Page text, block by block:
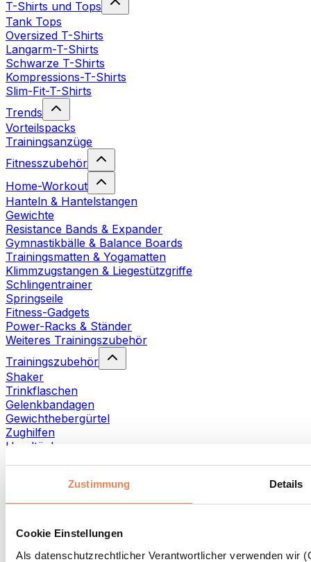
Zustimmung Details
Cookie Einstellungen
Als datenschutzrechtlicher Verantwortlicher verwenden wir
T-Shirts und Tops
Tank Tops
Oversized T-Shirts
Langarm-T-Shirts
Schwarze T-Shirts
Kompressions-T-Shirts
Slim-Fit-T-Shirts
Trends
Vorteilspacks
Trainingsanzüge
Fitnesszubehör
Home-Workout
Hanteln & Hantelstangen
Gewichte
Resistance Bands & Expander
Gymnastikbälle & Balance Boards
Trainingsmatten & Yogamatten
Klimmzugstangen & Liegestützgriffe
Schlingentrainer
Springseile
Fitness-Gadgets
Power-Racks & Ständer
Weiteres Trainingszubehör
Trainingszubehör
Shaker
Trinkflaschen
Gelenkbandagen
Gewichthebergürtel
Zughilfen
Handtücher
Faszien- und Massagerollen
Weitere Rehabilitationshilfen